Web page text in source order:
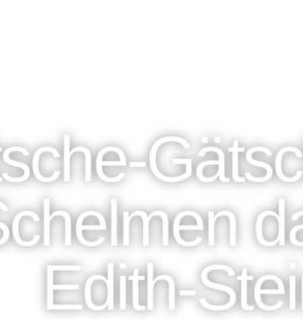
Edith-